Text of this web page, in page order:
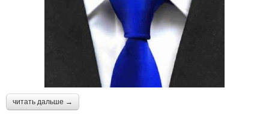
читать дальше →